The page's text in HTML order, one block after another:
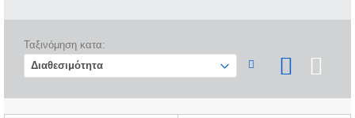
Ταξινόμηση κατα: